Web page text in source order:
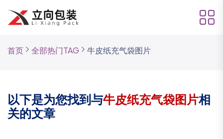
首页 全部热门TAG 牛皮纸充气袋图片
以下是为您找到与牛皮纸充气袋图片相
关的文章